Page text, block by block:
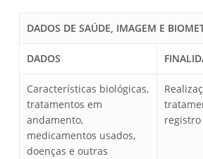
DADOS DE SAÚDE, IMAGEM E
DADOS
Características biológicas,
tratamentos em
andamento,
medicamentos usados,
doenças e outras